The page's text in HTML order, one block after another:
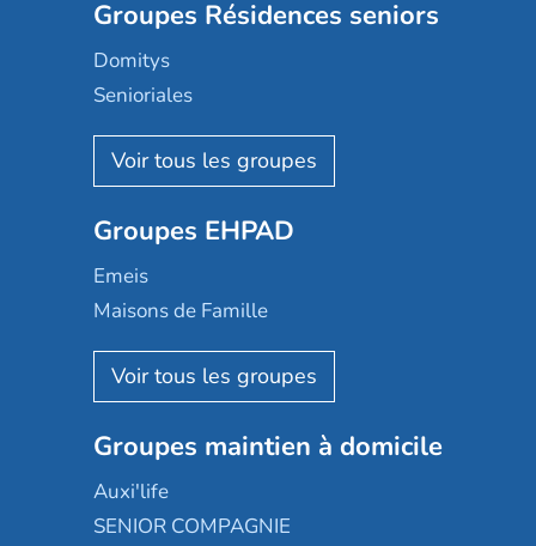
Groupes Résidences seniors
Domitys
Senioriales
Nohée
Les Résidentiels
Mobicap
Domusvi
Happy Senior
Aquarelia
Nexity edenea
Les jardins d'Arcadie
Occitalia
Appartseniors
Groupes EHPAD
Emeis
Maisons de Famille
Korian
Emera
Groupe SOS
Le Noble Âge
Almage
Groupes maintien à domicile
Auxi'life
SENIOR COMPAGNIE